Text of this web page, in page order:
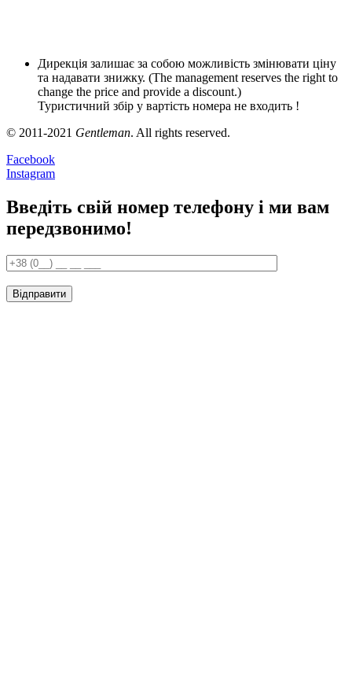
Дирекція залишає за собою можливість змінювати ціну
та надавати знижку. (The management reserves the right to
change the price and provide a discount.)
Туристичний збір у вартість номера не входить !
© 2011-2021 Gentleman. All rights reserved.
Facebook
Instagram
Введіть свій номер телефону і ми вам
передзвонимо!